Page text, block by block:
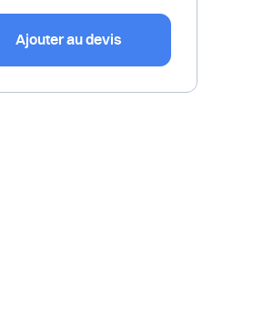
Ajouter au devis